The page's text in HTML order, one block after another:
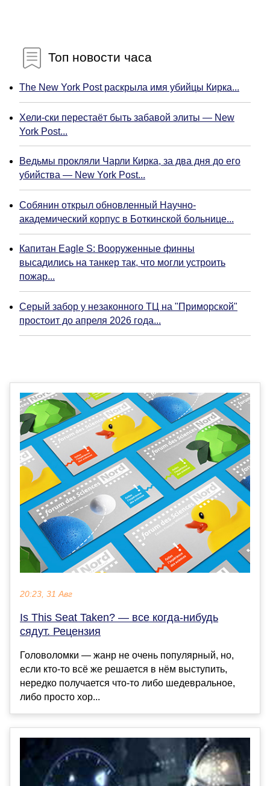
Топ новости часа
The New York Post раскрыла имя убийцы Кирка...
Хели-ски перестаёт быть забавой элиты — New
York Post...
Ведьмы прокляли Чарли Кирка, за два дня до его
убийства — New York Post...
Собянин открыл обновленный Научно-
академический корпус в Боткинской больнице...
Капитан Eagle S: Вооруженные финны
высадились на танкер так, что могли устроить
пожар...
Серый забор у незаконного ТЦ на "Приморской"
простоит до апреля 2026 года...
20:23, 31 Авг
Is This Seat Taken? — все когда-нибудь
сядут. Рецензия
Головоломки — жанр не очень популярный, но,
если кто-то всё же решается в нём выступить,
нередко получается что-то либо шедевральное,
либо просто хор...